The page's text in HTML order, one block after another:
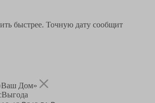
быстрее. Точную дату сообщит
Дом»
Выгода